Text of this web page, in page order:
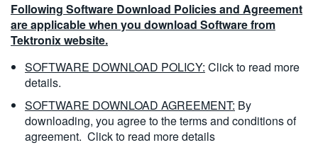
Following Software Download Policies and Agreement
are applicable when you download Software from
Tektronix website.
SOFTWARE DOWNLOAD POLICY: Click to read more
details.
SOFTWARE DOWNLOAD AGREEMENT: By
downloading, you agree to the terms and conditions of
agreement. Click to read more details